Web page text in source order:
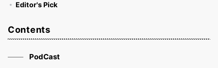
Editor's Pick
Contents
PodCast